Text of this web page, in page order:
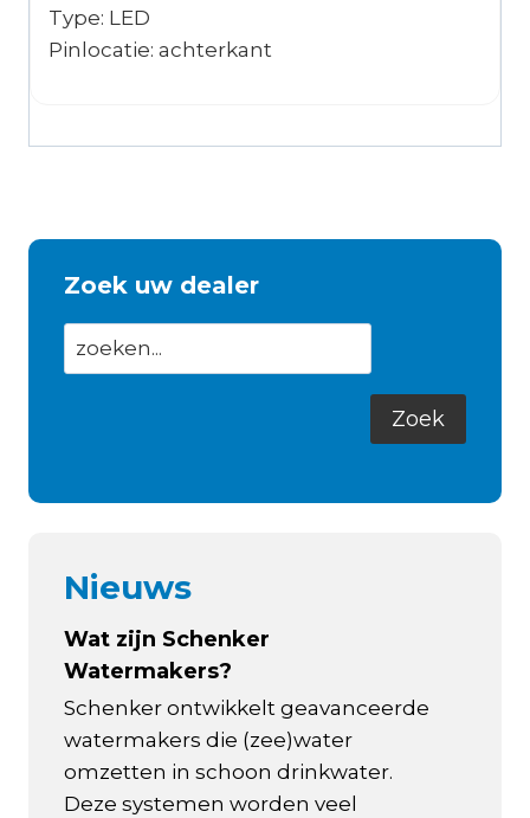
Type: LED
Pinlocatie: achterkant
Zoek uw dealer
Nieuws
Wat zijn Schenker
Watermakers?
Schenker ontwikkelt geavanceerde
watermakers die (zee)water
omzetten in schoon drinkwater.
Deze systemen worden veel